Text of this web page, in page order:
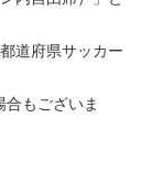
道府県サッカー
合もございま